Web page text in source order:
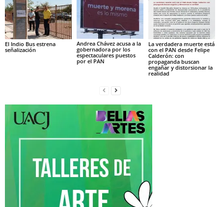
El Indio Bus estrena
señalización
Andrea Chávez acusa a la
gobernadora por los
espectaculares puestos
por el PAN
La verdadera muerte está
con el PAN desde Felipe
Calderón: con
propaganda buscan
engañar y distorsionar la
realidad